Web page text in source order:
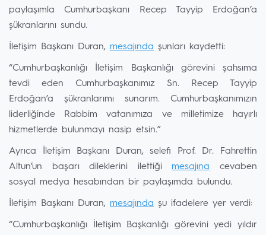
paylaşımla Cumhurbaşkanı Recep Tayyip Erdoğan’a
şükranlarını sundu.
İletişim Başkanı Duran, mesajında şunları kaydetti:
“Cumhurbaşkanlığı İletişim Başkanlığı görevini şahsıma
tevdi eden Cumhurbaşkanımız Sn. Recep Tayyip
Erdoğan’a şükranlarımı sunarım. Cumhurbaşkanımızın
liderliğinde Rabbim vatanımıza ve milletimize hayırlı
hizmetlerde bulunmayı nasip etsin.”
Ayrıca İletişim Başkanı Duran, selefi Prof. Dr. Fahrettin
Altun’un başarı dileklerini ilettiği mesajına cevaben
sosyal medya hesabından bir paylaşımda bulundu.
İletişim Başkanı Duran, mesajında şu ifadelere yer verdi:
“Cumhurbaşkanlığı İletişim Başkanlığı görevini yedi yıldır